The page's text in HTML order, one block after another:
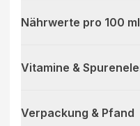
Nährwerte pro 100 ml
Vitamine &
Verpackung & Pfand